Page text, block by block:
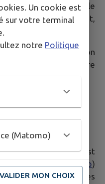
service public dans le
qui les concernent,
à ces collectivités.
sur la gestion
consultez notre
du Site, celui-ci est
traceurs (
Matomo)
données statistiques
Un cookie est
sur votre terminal
notre Politique
(Matomo)
VALIDER MON CHOIX